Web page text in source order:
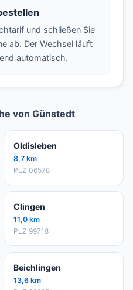
und schließen Sie
ab. Der Wechsel läuft
automatisch.
von Günstedt
Oldisleben
8,7 km
PLZ 06578
Clingen
11,0 km
PLZ 99718
Beichlingen
13,6 km